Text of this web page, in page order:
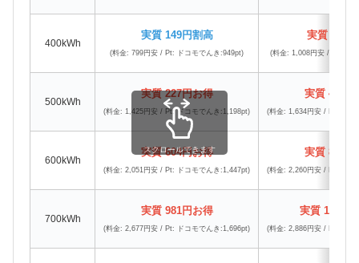
400kWh
実質 149円割高
(料金: 799円安 / Pt: ドコモでんき:949pt)
実質 48円
(料金: 1,008円安 / Pt: ド
500kWh
実質 227円お得
(料金: 1,425円安 / Pt: ドコモでんき:1,198pt)
実質 425円
(料金: 1,634円安 / Pt: ドコ
600kWh
実質 604円お得
(料金: 2,051円安 / Pt: ドコモでんき:1,447pt)
実質 801円
(料金: 2,260円安 / Pt: ドコ
700kWh
実質 981円お得
(料金: 2,677円安 / Pt: ドコモでんき:1,696pt)
実質 1,178
(料金: 2,886円安 / Pt: ドコ
スクロールできます